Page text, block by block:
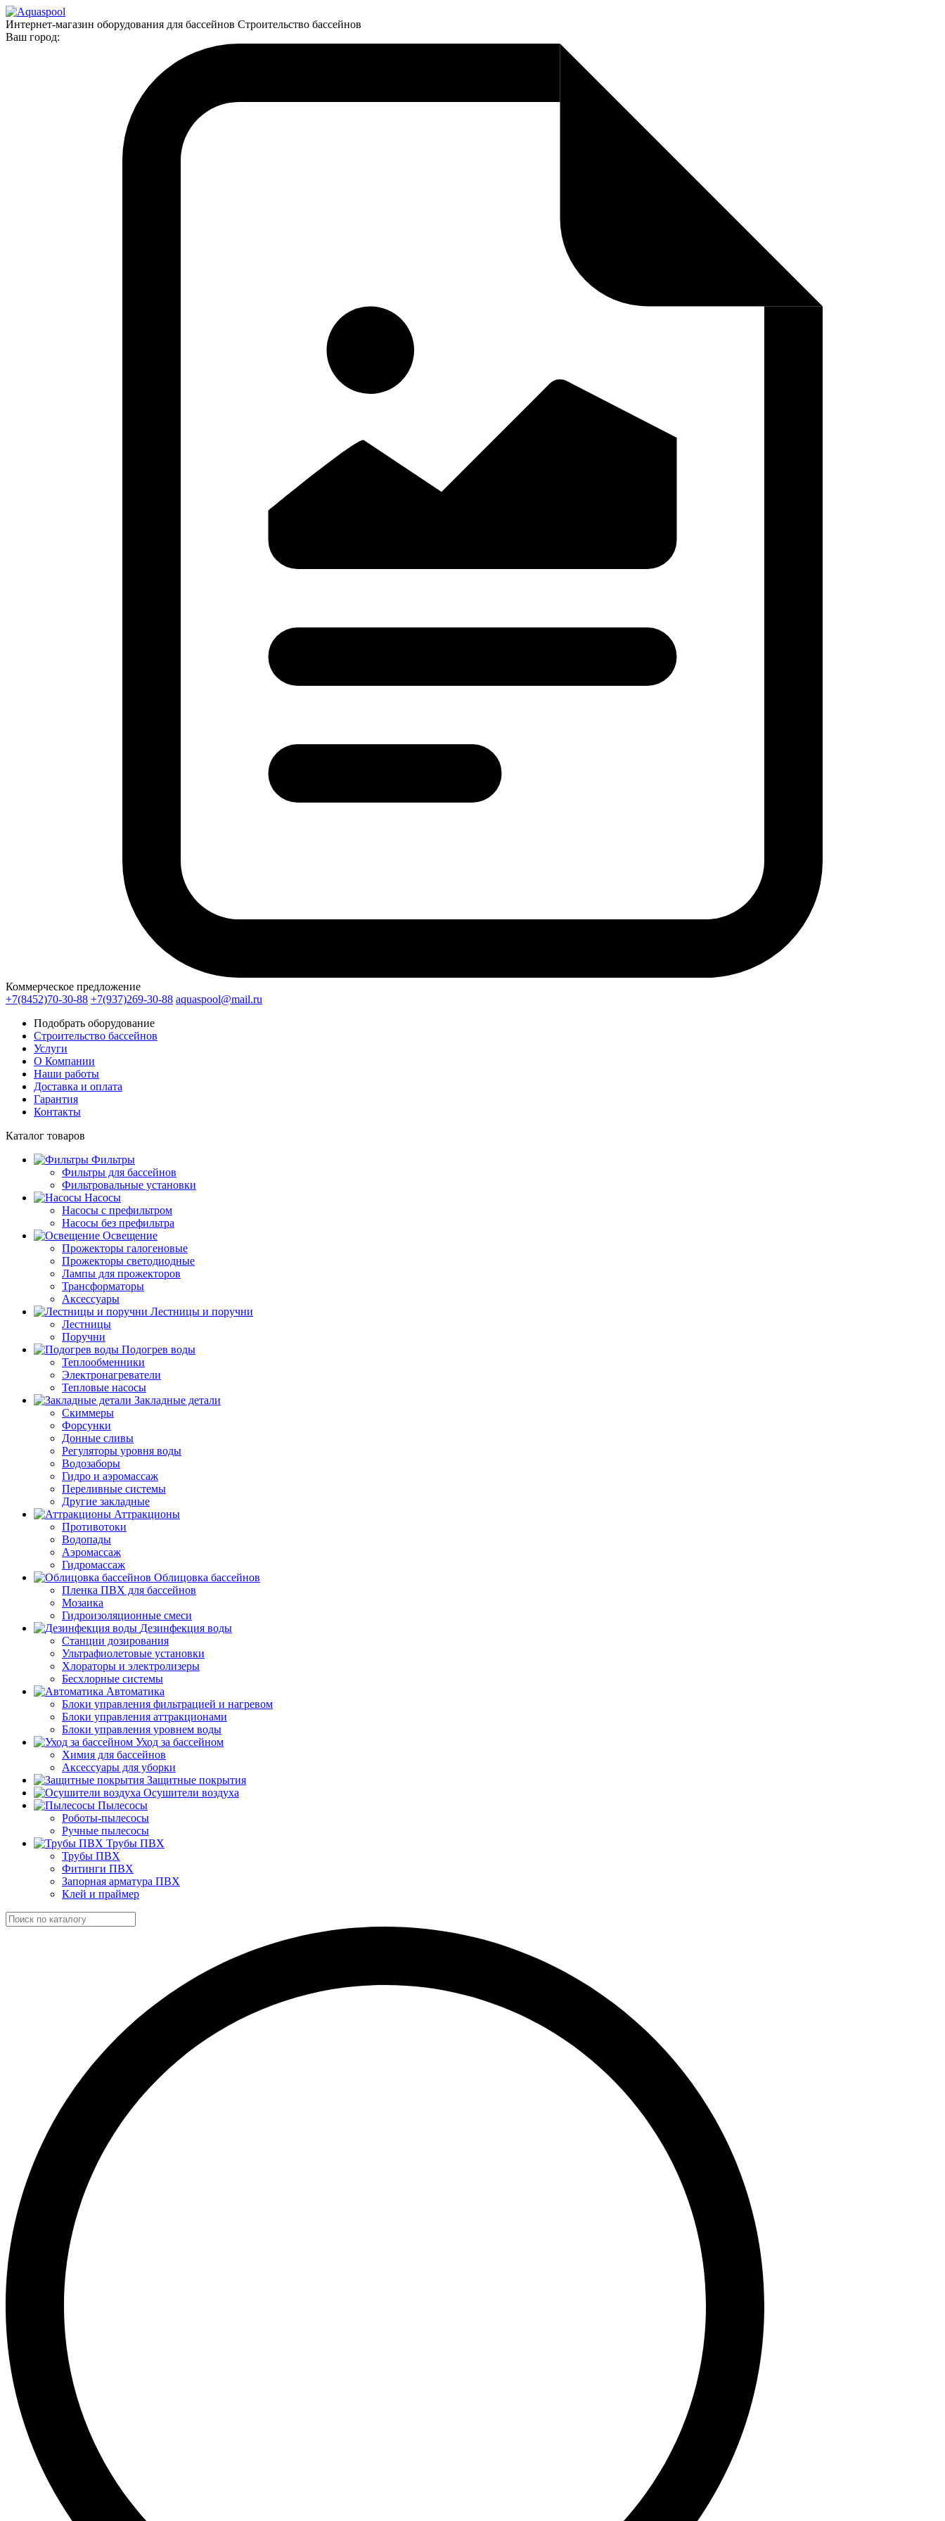
Интернет-магазин оборудования для бассейнов Строительство бассейнов
Ваш город:
Коммерческое предложение
+7(8452)70-30-88 +7(937)269-30-88 aquaspool@mail.ru
Подобрать оборудование
Строительство бассейнов
Услуги
О Компании
Наши работы
Доставка и оплата
Гарантия
Контакты
Каталог товаров
Фильтры
Фильтры для бассейнов
Фильтровальные установки
Насосы
Насосы с префильтром
Насосы без префильтра
Освещение
Прожекторы галогеновые
Прожекторы светодиодные
Лампы для прожекторов
Трансформаторы
Аксессуары
Лестницы и поручни
Лестницы
Поручни
Подогрев воды
Теплообменники
Электронагреватели
Тепловые насосы
Закладные детали
Скиммеры
Форсунки
Донные сливы
Регуляторы уровня воды
Водозаборы
Гидро и аэромассаж
Переливные системы
Другие закладные
Аттракционы
Противотоки
Водопады
Аэромассаж
Гидромассаж
Облицовка бассейнов
Пленка ПВХ для бассейнов
Мозаика
Гидроизоляционные смеси
Дезинфекция воды
Станции дозирования
Ультрафиолетовые установки
Хлораторы и электролизеры
Бесхлорные системы
Автоматика
Блоки управления фильтрацией и нагревом
Блоки управления аттракционами
Блоки управления уровнем воды
Уход за бассейном
Химия для бассейнов
Аксессуары для уборки
Защитные покрытия
Осушители воздуха
Пылесосы
Роботы-пылесосы
Ручные пылесосы
Трубы ПВХ
Трубы ПВХ
Фитинги ПВХ
Запорная арматура ПВХ
Клей и праймер